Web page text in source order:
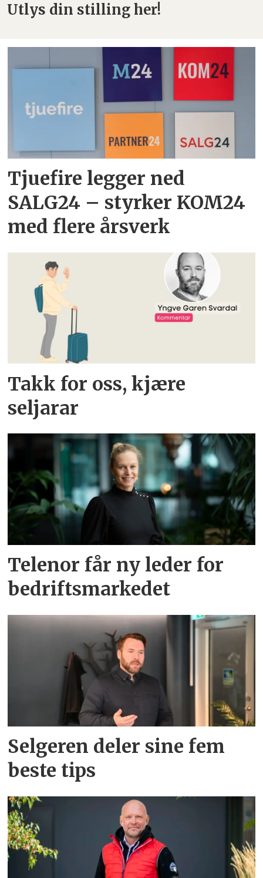
Utlys din stilling her!
Tjuefire legger ned
SALG24 – styrker KOM24
med flere årsverk
Takk for oss, kjære
seljarar
Telenor får ny leder for
bedriftsmarkedet
Selgeren deler sine fem
beste tips